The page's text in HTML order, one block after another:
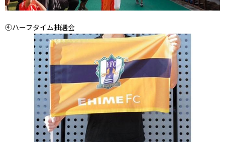
④ハーフタイム抽選会